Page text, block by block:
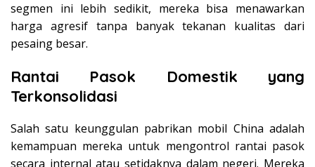
segmen ini lebih sedikit, mereka bisa menawarkan
harga agresif tanpa banyak tekanan kualitas dari
pesaing besar.
Rantai Pasok Domestik yang
Terkonsolidasi
Salah satu keunggulan pabrikan mobil China adalah
kemampuan mereka untuk mengontrol rantai pasok
secara internal atau setidaknya dalam negeri. Mereka